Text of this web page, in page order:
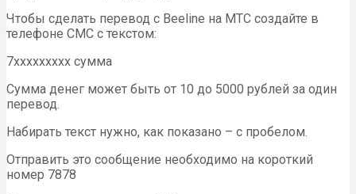
Чтобы сделать перевод с Beeline на МТС создайте в
телефоне СМС с текстом:
7ххххххххx сумма
Сумма денег может быть от 10 до 5000 рублей за один
перевод.
Набирать текст нужно, как показано – с пробелом.
Отправить это сообщение необходимо на короткий
номер 7878